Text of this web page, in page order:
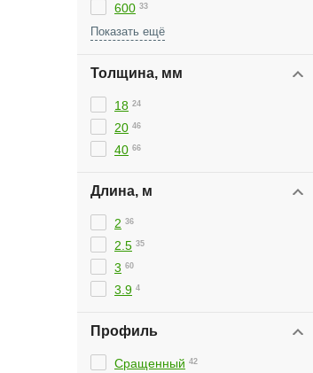
600 33
Толщина, мм
18 24
20 46
40 66
Длина, м
2 36
2.5 35
3 60
3.9 4
Профиль
Сращенный 42